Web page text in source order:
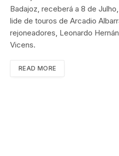
Badajoz, receberá a 8 de
lide de touros de Arcadio
rejoneadores, Leonardo
Vicens.
READ MORE